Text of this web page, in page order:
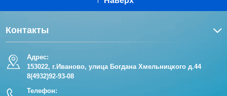
Контакты
Адрес:
153022, г.Иваново, улица Богдана Хмельницкого д.44
8(4932)92-93-08
Телефон: